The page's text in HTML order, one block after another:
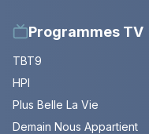
Programmes TV
TBT9
HPI
Plus Belle La Vie
Demain Nous Appartient